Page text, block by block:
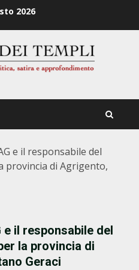
2026
e il responsabile del
provincia di Agrigento,
e il responsabile del
la provincia di
Geraci